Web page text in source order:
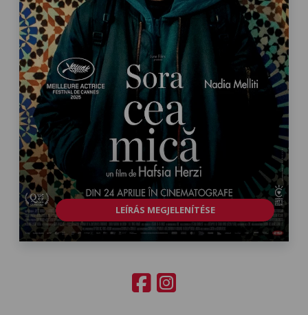
LEÍRÁS MEGJELENÍTÉSE